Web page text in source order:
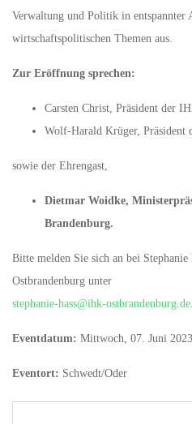
Verwaltung und Politik in entspannter
wirtschaftspolitischen Themen aus.
Zur Eröffnung sprechen:
Carsten Christ, Präsident der
Wolf-Harald Krüger,
sowie der Ehrengast,
Dietmar Woidke,
Brandenburg.
Bitte melden Sie sich an bei
Ostbrandenburg unter
stephanie-hass@ihk-ostbrandenburg.de.
Eventdatum: Mittwoch, 07. Juni
Eventort: Schwedt/Oder